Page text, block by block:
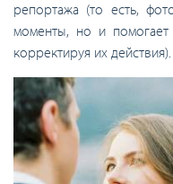
репортажа (то есть,
моменты, но и помогает
корректируя их действия).